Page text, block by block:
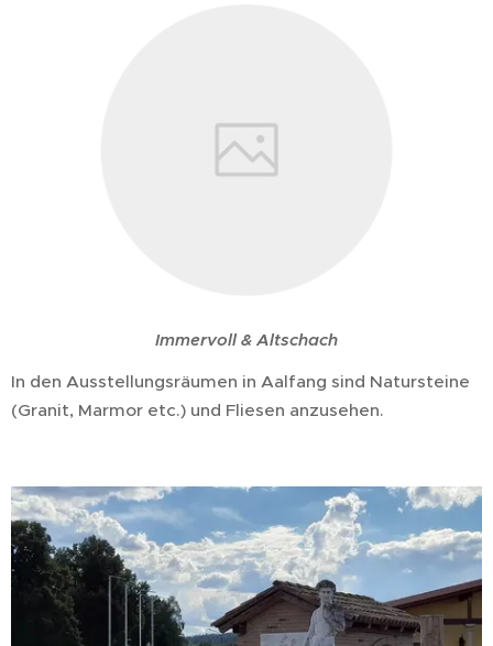
Immervoll & Altschach
In den Ausstellungsräumen in Aalfang sind Natursteine
(Granit, Marmor etc.) und Fliesen anzusehen.